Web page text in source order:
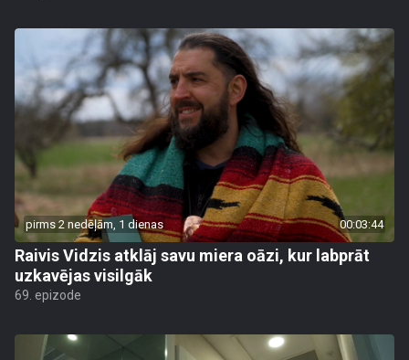
pirms 2 nedēļām, 1 dienas 00:03:44
Raivis Vidzis atklāj savu miera oāzi, kur labprāt
uzkavējas visilgāk
69. epizode